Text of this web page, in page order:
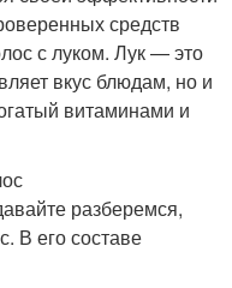
средств
с луком. Лук — это
вкус блюдам, но и
витаминами и
разберемся,
В его составе